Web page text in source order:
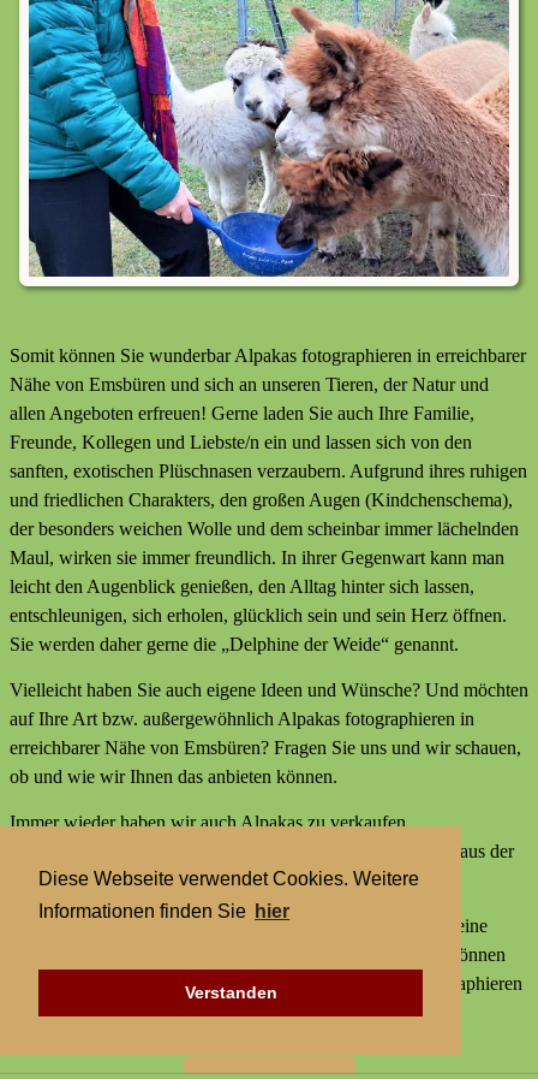
Diese Webseite verwendet Cookies. Weitere
Informationen finden Sie hier
Verstanden
Somit können Sie wunderbar Alpakas fotographieren in erreichbarer
Nähe von Emsbüren und sich an unseren Tieren, der Natur und
allen Angeboten erfreuen! Gerne laden Sie auch Ihre Familie,
Freunde, Kollegen und Liebste/n ein und lassen sich von den
sanften, exotischen Plüschnasen verzaubern. Aufgrund ihres ruhigen
und friedlichen Charakters, den großen Augen (Kindchenschema),
der besonders weichen Wolle und dem scheinbar immer lächelnden
Maul, wirken sie immer freundlich. In ihrer Gegenwart kann man
leicht den Augenblick genießen, den Alltag hinter sich lassen,
entschleunigen, sich erholen, glücklich sein und sein Herz öffnen.
Sie werden daher gerne die „Delphine der Weide“ genannt.
Vielleicht haben Sie auch eigene Ideen und Wünsche? Und möchten
auf Ihre Art bzw. außergewöhnlich Alpakas fotographieren in
erreichbarer Nähe von Emsbüren? Fragen Sie uns und wir schauen,
ob und wie wir Ihnen das anbieten können.
Immer wieder haben wir auch Alpakas zu verkaufen,
Alpakaprodukte, z.B. Alpakaseife oder Alpaka-Bettdecken aus der
Wolle unserer Tiere und außerdem kleine Geschenke.
Wir bieten keine externen Aktivitäten mit Alpakas an und keine
Alpaka-Wanderungen. Aber statt einer Alpakawanderung können
Sie bei uns Alpakas Mal anders erleben und Alpakas fotographieren
in erreichbarer Nähe von Emsbüren.